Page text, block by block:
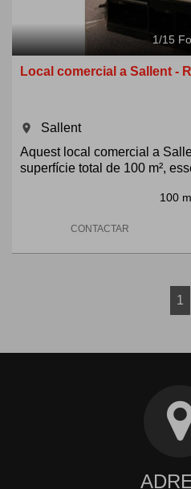
1/15
Local comercial a Sallent -
room
Sallent
Aquest local comercial a
superfície total de 100 m²,
100 m
CONTACTAR
1